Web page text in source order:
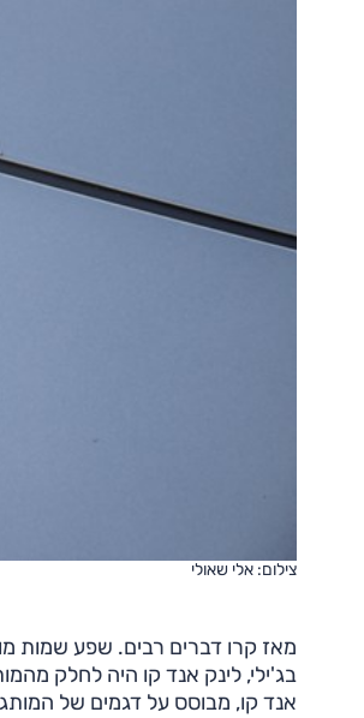
צילום: אלי שאולי
מאז קרו דברים רבים. שפע שמות
בג'ילי, לינק אנד קו היה לחלק
אנד קו, מבוסס על דגמים של המותג הראשון, ו-001 הוצגה ראשית כדגם